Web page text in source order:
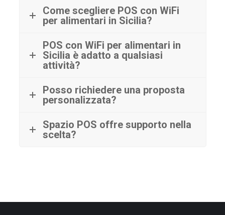
Come scegliere POS con WiFi
per alimentari in Sicilia?
POS con WiFi per alimentari in
Sicilia è adatto a qualsiasi
attività?
Posso richiedere una proposta
personalizzata?
Spazio POS offre supporto nella
scelta?